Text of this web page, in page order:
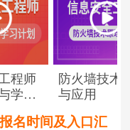
程师
学习
防火墙技术
与应用
名时间及入口汇